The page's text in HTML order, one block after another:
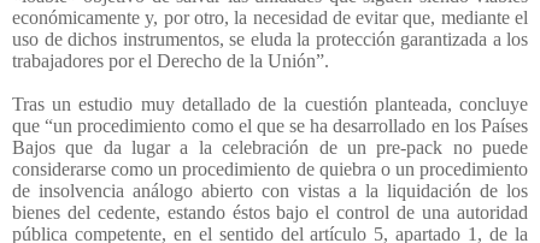
económicamente y, por otro, la necesidad de evitar que, mediante el
uso de dichos instrumentos, se eluda la protección garantizada a los
trabajadores por el Derecho de la Unión”.
Tras un estudio muy detallado de la cuestión planteada, concluye
que “un procedimiento como el que se ha desarrollado en los Países
Bajos que da lugar a la celebración de un pre-pack no puede
considerarse como un procedimiento de quiebra o un procedimiento
de insolvencia análogo abierto con vistas a la liquidación de los
bienes del cedente, estando éstos bajo el control de una autoridad
pública competente, en el sentido del artículo 5, apartado 1, de la